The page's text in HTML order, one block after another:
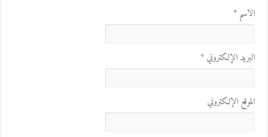
الاسم*
البريد الإلكتروني*
الموقع الإلكتروني